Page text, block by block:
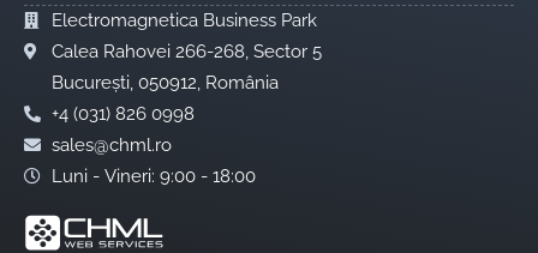
Electromagnetica Business Park
Calea Rahovei 266-268, Sector 5
București, 050912, România
+4 (031) 826 0998
sales@chml.ro
Luni - Vineri: 9:00 - 18:00